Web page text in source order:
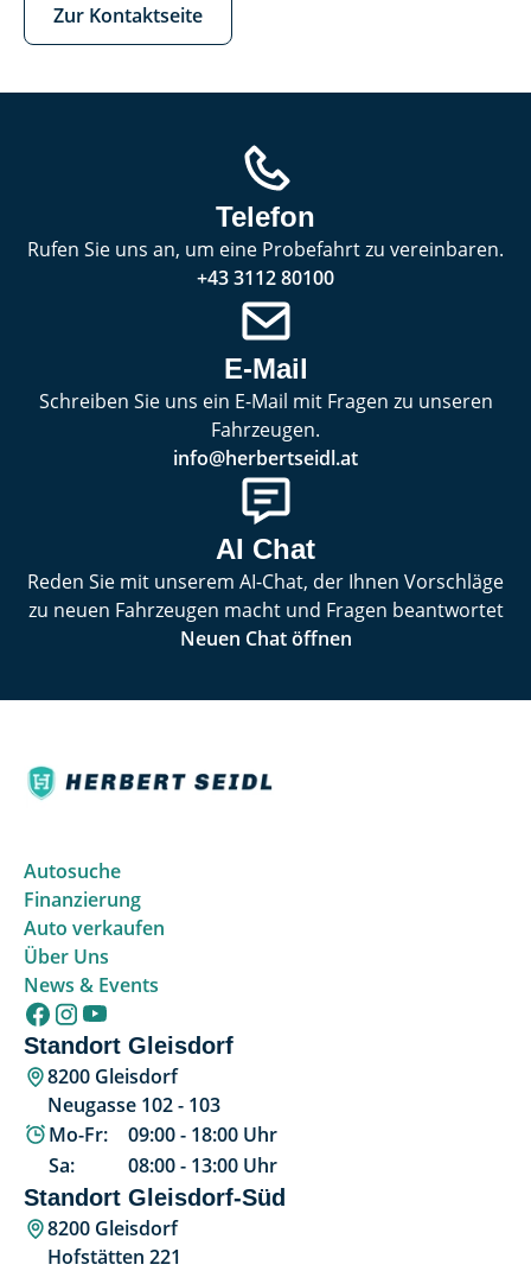
Zur Kontaktseite
Telefon
Rufen Sie uns an, um eine Probefahrt zu vereinbaren.
+43 3112 80100
E-Mail
Schreiben Sie uns ein E-Mail mit Fragen zu unseren
Fahrzeugen.
info@herbertseidl.at
AI Chat
Reden Sie mit unserem AI-Chat, der Ihnen Vorschläge
zu neuen Fahrzeugen macht und Fragen beantwortet
Neuen Chat öffnen
Autosuche
Finanzierung
Auto verkaufen
Über Uns
News & Events
Standort Gleisdorf
8200 Gleisdorf
Neugasse 102 - 103
Mo-Fr:
09:00- 18:00 Uhr
Sa:
08:00- 13:00 Uhr
Standort Gleisdorf-Süd
8200 Gleisdorf
Hofstätten 221